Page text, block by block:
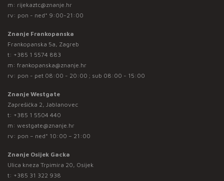
m: rijekaztc@znanje.hr
rv: pon - ned* 9:00-21:00
Znanje Frankopanska
Frankopanska 5a, Zagreb
t: +385 1 5574 883
m: frankopanska@znanje.hr
rv: pon - pet 08:00 - 20:00 ; sub 08:00 - 15:00
Znanje Westgate
Zaprešićka 2, Jablanovec
t: +385 1 5504 440
m: westgate@znanje.hr
rv: pon – ned* 10:00 – 21:00
Znanje Osijek Gacka
Ulica kneza Trpimira 20, Osijek
t: +385 31 322 938